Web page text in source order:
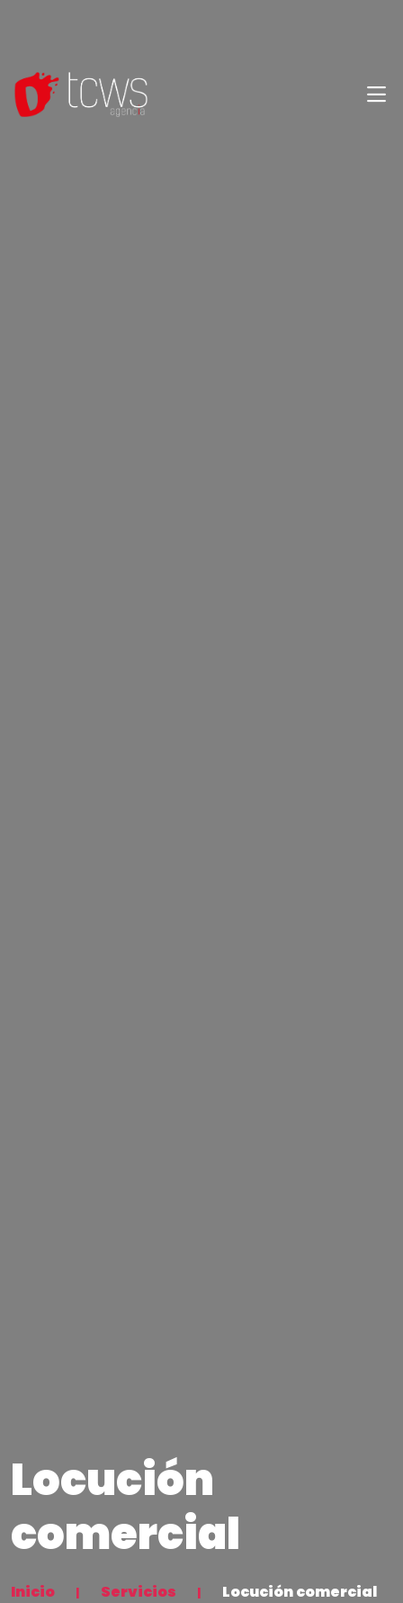
Locución
comercial
Inicio Servicios Locución comercial